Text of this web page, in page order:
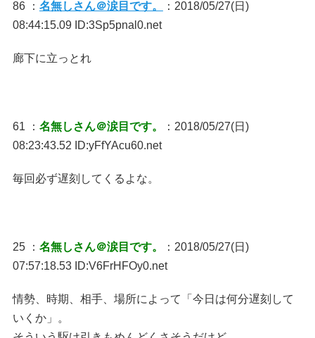
86 ： 名無しさん＠涙目です。
：2018/05/27(日)
08:44:15.09 ID:3Sp5pnal0.net
廊下に立っとれ
61 ： 名無しさん＠涙目です。
：2018/05/27(日)
08:23:43.52 ID:yFfYAcu60.net
毎回必ず遅刻してくるよな。
25 ： 名無しさん＠涙目です。
：2018/05/27(日)
07:57:18.53 ID:V6FrHFOy0.net
情勢、時期、相手、場所によって「今日は何分遅刻して
いくか」。